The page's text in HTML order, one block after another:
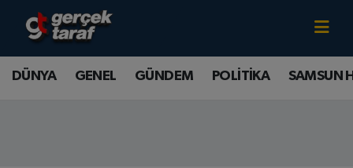
DÜNYA GENEL GÜNDEM POLİTİKA SAMSUN
Canlı TV İzle
DÜNYA
Samsun Nöbetçi Eczaneler